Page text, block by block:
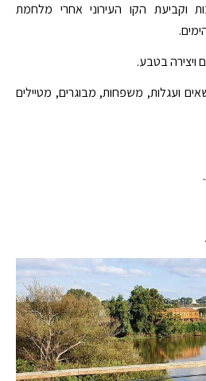
וקביעת הקו העירוני אחרי מלחמת
ויצירה בטבע.
ועגלות, משפחות, מבוגרים, מטיילים